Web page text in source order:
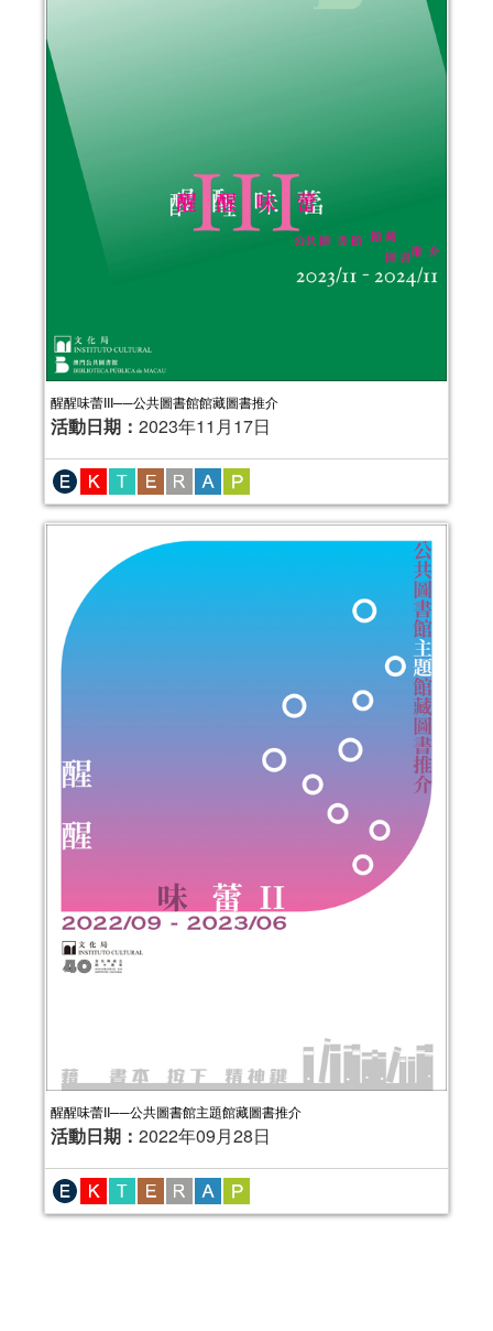
醒醒味蕾III──公共圖書館館藏圖書推介
活動日期： 2023年11月17日
醒醒味蕾II──公共圖書館主題館藏圖書推介
活動日期： 2022年09月28日